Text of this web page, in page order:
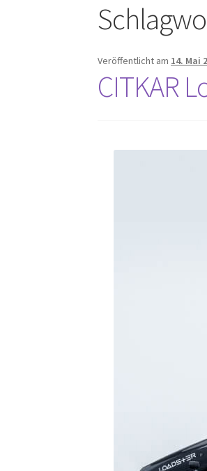
Veröffentlicht am 14. Mai
CITKAR